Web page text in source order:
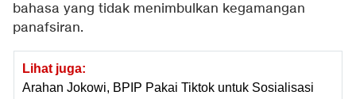
bahasa yang tidak menimbulkan kegamangan
panafsiran.
Lihat juga:
Arahan Jokowi, BPIP Pakai Tiktok untuk Sosialisasi